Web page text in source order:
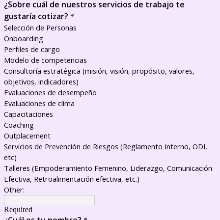
¿Sobre cuál de nuestros servicios de trabajo te
gustaría cotizar? *
Selección de Personas
Onboarding
Perfiles de cargo
Modelo de competencias
Consultoría estratégica (misión, visión, propósito, valores,
objetivos, indicadores)
Evaluaciones de desempeño
Evaluaciones de clima
Capacitaciones
Coaching
Outplacement
Servicios de Prevención de Riesgos (Reglamento Interno, ODI,
etc)
Talleres (Empoderamiento Femenino, Liderazgo, Comunicación
Efectiva, Retroalimentación efectiva, etc.)
Other:
Required